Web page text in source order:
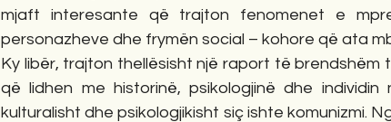
mjaft interesante që trajton fenomenet e
personazheve dhe frymën social – kohore që ata
Ky libër, trajton thellësisht një raport të brendshëm
që lidhen me historinë, psikologjinë dhe
kulturalisht dhe psikologjikisht siç ishte komunizmi.